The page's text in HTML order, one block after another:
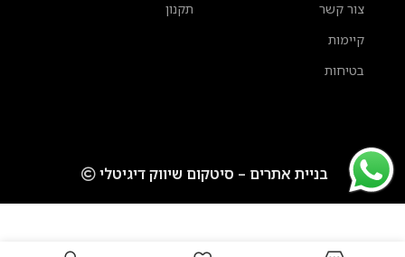
צור קשר
קיימות
בטיחות
תקנון
בניית אתרים – סיטקום שיווק דיגיטלי
Login to see